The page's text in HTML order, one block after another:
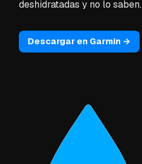
deshidratadas y no lo saben.
Descargar en Garmin →